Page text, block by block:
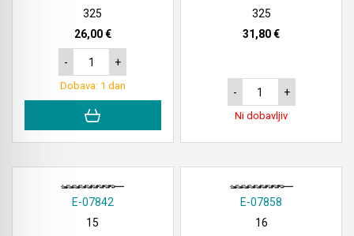
325
26,00 €
- +
Dobava: 1 dan
325
31,80 €
- +
Ni dobavljiv
E-07842
15
E-07858
16